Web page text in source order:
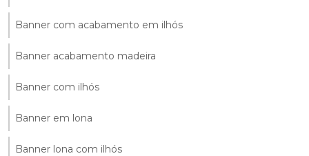
Banner com acabamento em ilhós
Banner acabamento madeira
Banner com ilhós
Banner em lona
Banner lona com ilhós